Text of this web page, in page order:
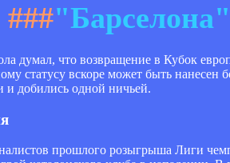
###
думал, что возвращение в Кубок
статусу вскоре может быть
и добились одной ничьей.
прошлого розыгрыша Лиги